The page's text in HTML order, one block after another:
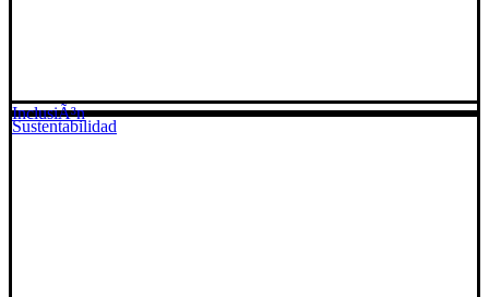
Sustentabilidad
InclusiÃ³n